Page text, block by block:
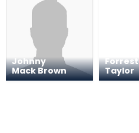
Johnny
Mack Brown
Forrest
Taylor